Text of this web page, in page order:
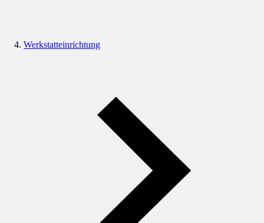
Werkstatteinrichtung